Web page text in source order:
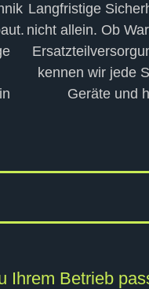
Langfristige
nicht allein. Ob
kennen wir jede
Geräte und
Ihrem Betrieb